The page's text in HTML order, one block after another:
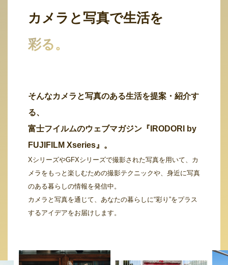
カメラと写真で生活を
彩る。
そんなカメラと写真のある生活を提案・紹介す
る、
富士フイルムのウェブマガジン『IRODORI by
FUJIFILM Xseries』。
XシリーズやGFXシリーズで撮影された写真を用いて、カ
メラをもっと楽しむための撮影テクニックや、身近に写真
のある暮らしの情報を発信中。
カメラと写真を通じて、あなたの暮らしに“彩り”をプラス
するアイデアをお届けします。